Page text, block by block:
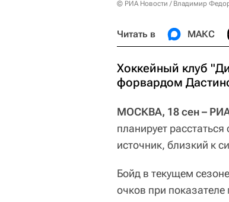
© РИА Новости / Владимир
Читать в МАКС
Хоккейный клуб
форвардом
МОСКВА, 18 сен –
планирует
источник, близкий к
Бойд в текущем
очков при